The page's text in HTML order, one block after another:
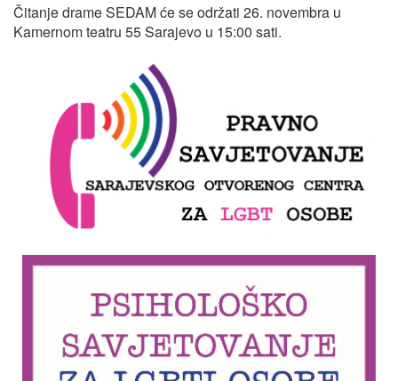
Čitanje drame SEDAM će se održati 26. novembra u
Kamernom teatru 55 Sarajevo u 15:00 sati.